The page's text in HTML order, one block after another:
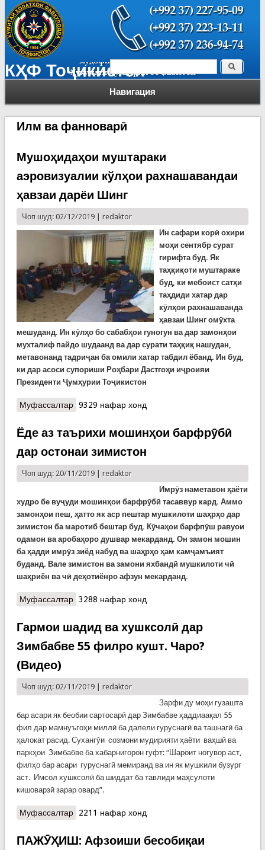
КҲФ Тоҷикистон
Навигация
Форма поиска Поиск
Илм ва фанноварӣ
Мушоҳидаҳои муштараки
аэровизуалии кўлҳои рахнашавандаи
ҳавзаи дарёи Шинг
Чоп шуд: 02/12/2019 | redaktor
Ин сафари корӣ охири
моҳи сентябр сурат
гирифта буд. Як
таҳқиқоти муштараке
буд, ки мебоист сатҳи
таҳдиди хатар дар
кӯлҳои рахнашаванда
ҳавзаи Шинг омӯхта
мешуданд. Ин кӯлҳо бо сабабҳои гуногун ва дар замонҳои
мухталиф пайдо шудаанд ва дар сурати таҳқиқ нашудан,
метавонанд тадриҷан ба омили хатар табдил ёбанд. Ин буд,
ки дар асоси супориши Роҳбари Дастгоҳи иҷроияи
Президенти Ҷумҳурии Тоҷикистон
Муфассалтаро Мушоҳидаҳои муштараки аэровизуалии кўлҳои
9329 нафар хонд
Ёде аз таърихи мошинҳои барфрӯбӣ
дар остонаи зимистон
Чоп шуд: 20/11/2019 | redaktor
Имрӯз наметавон ҳаёти
худро бе вуҷуди мошинҳои барфрӯбӣ тасаввур кард. Аммо
замонҳои пеш, ҳатто як аср пештар мушкилоти шаҳрҳо дар
зимистон ба маротиб бештар буд. Кӯчаҳои барфпӯш равуои
одамон ва аробаҳоро душвар мекарданд. Он замон мошин
ба ҳадди имрӯз зиёд набуд ва шаҳрҳо ҳам камҷамъият
буданд. Вале зимистон ва замони яхбандӣ мушкилоти чӣ
шаҳриён ва чӣ деҳотиёнро афзун мекарданд.
Муфассалтаро Ёде аз таърихи мошинҳои барфрӯбӣ дар
3288 нафар хонд
Гармои шадид ва хушксолӣ дар
Зимбабве 55 филро кушт. Чаро?
(Видео)
Чоп шуд: 02/11/2019 | redaktor
Зарфи ду моҳи гузашта
бар асари як беобии сартосарӣ дар Зимбабве ҳаддиаақал 55
фил дар мамнуъгоҳи миллӣ ба далели гуруснагӣ ва ташнагӣ ба
ҳалокат расид. Сухангӯи созмони мудирияти ҳаёти ваҳшӣ ва
паркҳои Зимбабве ба хабарнигорон гуфт: “Шароит ногувор аст,
филҳо бар асари гуруснагӣ мемиранд ва ин як мушкили бузург
аст. Имсол хушксолӣ ба шиддат ба тавлиди маҳсулоти
кишоварзӣ зарар овард”.
Муфассалтаро Гармои шадид ва хушксолӣ дар Зимбабве 55
2211 нафар хонд
ПАЖӮҲИШ: Афзоиши бесобиқаи